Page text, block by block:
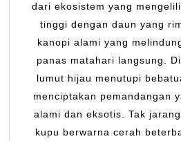
dari ekosistem yang
tinggi dengan daun yang
kanopi alami yang
panas matahari langsung.
lumut hijau menutupi
menciptakan pemandangan
alami dan eksotis. Tak
kupu berwarna cerah